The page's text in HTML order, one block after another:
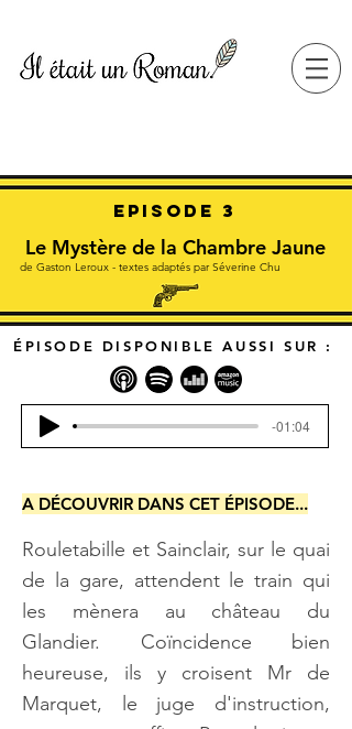
Episode 3
Le Mystère de la Chambre Jaune
de Gaston Leroux - textes adaptés par Séverine Chu
ÉPISODE DISPONIBLE AUSSI SUR :
-01:04
A DÉCOUVRIR DANS CET ÉPISODE...
Rouletabille et Sainclair, sur le quai
de la gare, attendent le train qui
les mènera au château du
Glandier. Coïncidence bien
heureuse, ils y croisent Mr de
Marquet, le juge d'instruction,